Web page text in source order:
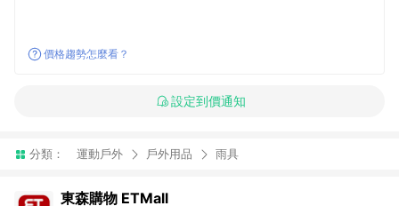
價格趨勢怎麼看？
設定到價通知
分類： 運動戶外 戶外用品 雨具
東森購物 ETMall